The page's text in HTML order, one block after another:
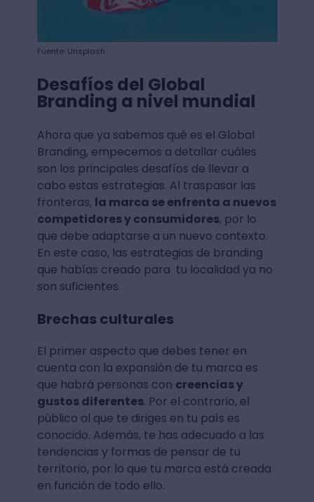
Fuente: Unsplash
Desafíos del Global
Branding a nivel mundial
Ahora que ya sabemos qué es el Global
Branding, empecemos a detallar cuáles
son los principales desafíos de llevar a
cabo estas estrategias. Al traspasar las
fronteras, la marca se enfrenta a nuevos
competidores y consumidores, por lo
que debe adaptarse a un nuevo contexto.
En este caso, las estrategias de branding
que habías creado para tu localidad ya no
son suficientes.
Brechas culturales
El primer aspecto que debes tener en
cuenta con la expansión de tu marca es
que habrá personas con creencias y
gustos diferentes. Por el contrario, el
público al que te diriges en tu país es
conocido. Además, te has adecuado a las
tendencias y formas de pensar de tu
territorio, por lo que tu marca está creada
en función de todo ello.